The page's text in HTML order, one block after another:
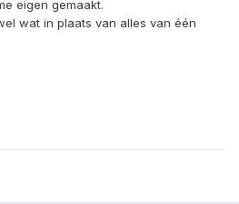
eigen gemaakt.
wat in plaats van alles van één